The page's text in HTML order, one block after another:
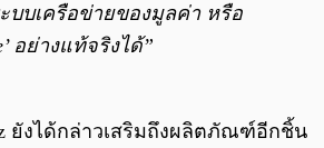
บบเครือข่ายของมูลค่า หรือ
อย่างแท้จริงได้”
ยังได้กล่าวเสริมถึงผลิตภัณฑ์อีกชิ้น